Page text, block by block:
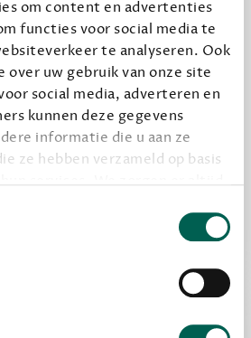
om content en advertenties
functies voor social media te
te analyseren. Ook
uw gebruik van onze site
social media, adverteren en
kunnen deze gegevens
informatie die u aan ze
ze hebben verzameld op basis
er niet onnodig data van je
persoonsgegevens delen
Geef cadeau
lezer met 6 boeken
(maar dit hoeft niet)